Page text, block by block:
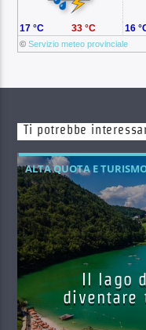
©Servizio meteo provinciale
17 °C 33 °C 16
Ti potrebbe
ALTA QUOTA E
Il lago
diventare